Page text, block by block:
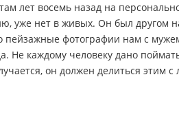
лет восемь назад на
уже нет в живых. Он был другом
пейзажные фотографии нам с
Не каждому человеку дано
он должен делиться этим